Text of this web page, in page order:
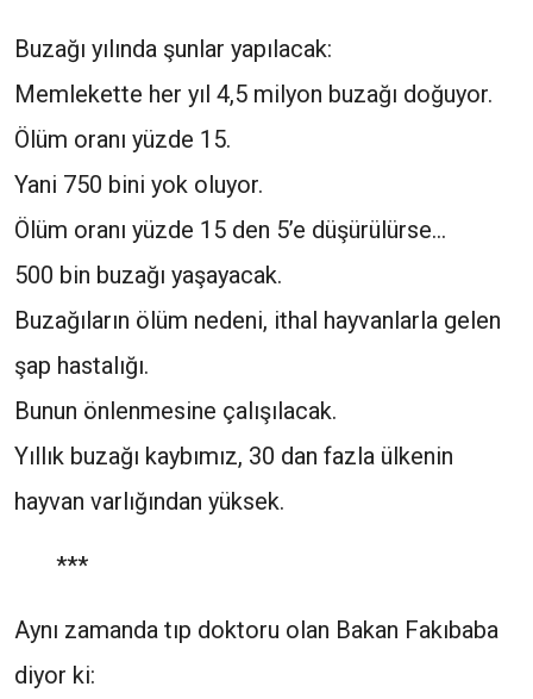
Buzağı yılında şunlar yapılacak:
Memlekette her yıl 4,5 milyon buzağı doğuyor.
Ölüm oranı yüzde 15.
Yani 750 bini yok oluyor.
Ölüm oranı yüzde 15 den 5’e düşürülürse…
500 bin buzağı yaşayacak.
Buzağıların ölüm nedeni, ithal hayvanlarla gelen
şap hastalığı.
Bunun önlenmesine çalışılacak.
Yıllık buzağı kaybımız, 30 dan fazla ülkenin
hayvan varlığından yüksek.
***
Aynı zamanda tıp doktoru olan Bakan Fakıbaba
diyor ki: